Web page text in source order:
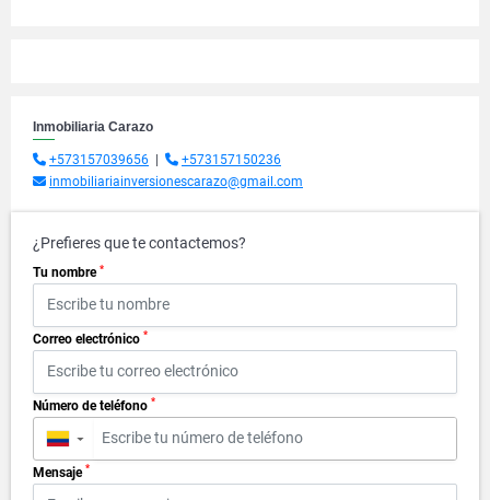
Inmobiliaria Carazo
+573157039656
+573157150236
inmobiliariainversionescarazo@gmail.com
¿Prefieres que te contactemos?
Tu nombre *
Correo electrónico *
Número de teléfono *
▼
Mensaje *